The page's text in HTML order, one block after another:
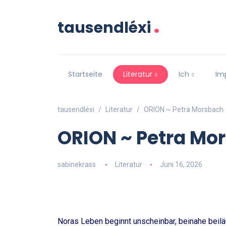
tausendléxi.
Startseite Literatur Ich
tausendléxi Literatur ORION ~ Petra Morsbach
ORION ~ Petra
sabinekrass Literatur Juni 16, 2026
Noras Leben beginnt unscheinbar, beinahe